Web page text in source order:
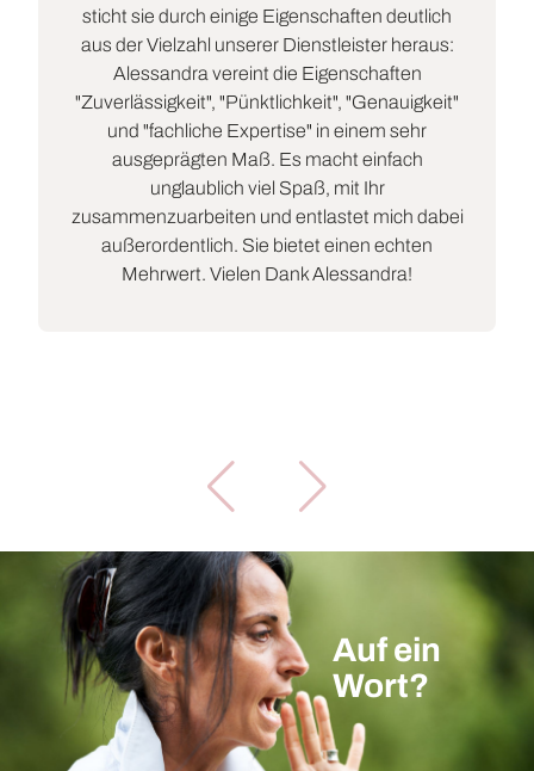
sticht sie durch einige Eigenschaften deutlich
aus der Vielzahl unserer Dienstleister heraus:
Alessandra vereint die Eigenschaften
"Zuverlässigkeit", "Pünktlichkeit", "Genauigkeit"
und "fachliche Expertise" in einem sehr
ausgeprägten Maß. Es macht einfach
unglaublich viel Spaß, mit Ihr
zusammenzuarbeiten und entlastet mich dabei
außerordentlich. Sie bietet einen echten
Mehrwert. Vielen Dank Alessandra!
Auf ein
Wort?